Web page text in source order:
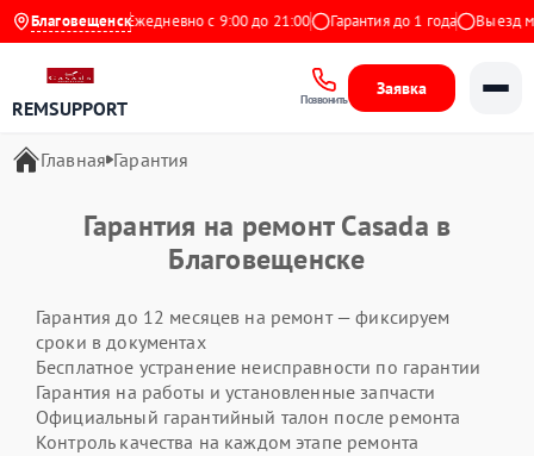
Благовещенск
4.9 на Яндекс Ежедневно с 9:00 до 21:00 Гарантия до 1 года Выезд
REMSUPPORT Позвонить
Заявка
Главная Гарантия
Гарантия на ремонт Casada в
Благовещенске
Гарантия до 12 месяцев на ремонт — фиксируем
сроки в документах
Бесплатное устранение неисправности по гарантии
Гарантия на работы и установленные запчасти
Официальный гарантийный талон после ремонта
Контроль качества на каждом этапе ремонта